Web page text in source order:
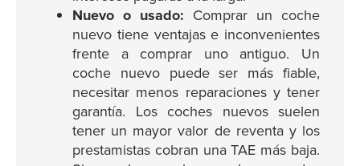
Nuevo o usado: Comprar un coche
nuevo tiene ventajas e inconvenientes
frente a comprar uno antiguo. Un
coche nuevo puede ser más fiable,
necesitar menos reparaciones y tener
garantía. Los coches nuevos suelen
tener un mayor valor de reventa y los
prestamistas cobran una TAE más baja.